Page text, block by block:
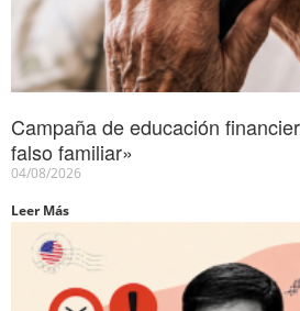
Campaña de educación
falso familiar»
04/08/2026
Leer Más